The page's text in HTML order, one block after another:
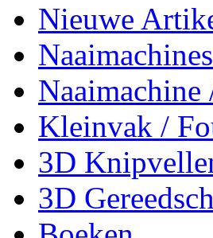
Nieuwe
Kleinvak /
3D
3D